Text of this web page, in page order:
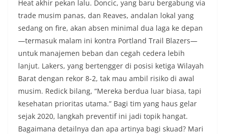
Heat akhir pekan lalu. Doncic, yang baru bergabung via
trade musim panas, dan Reaves, andalan lokal yang
sedang on fire, akan absen minimal dua laga ke depan
—termasuk malam ini kontra Portland Trail Blazers—
untuk manajemen beban dan cegah cedera lebih
lanjut. Lakers, yang bertengger di posisi ketiga Wilayah
Barat dengan rekor 8-2, tak mau ambil risiko di awal
musim. Redick bilang, “Mereka berdua luar biasa, tapi
kesehatan prioritas utama.” Bagi tim yang haus gelar
sejak 2020, langkah preventif ini jadi topik hangat.
Bagaimana detailnya dan apa artinya bagi skuad? Mari